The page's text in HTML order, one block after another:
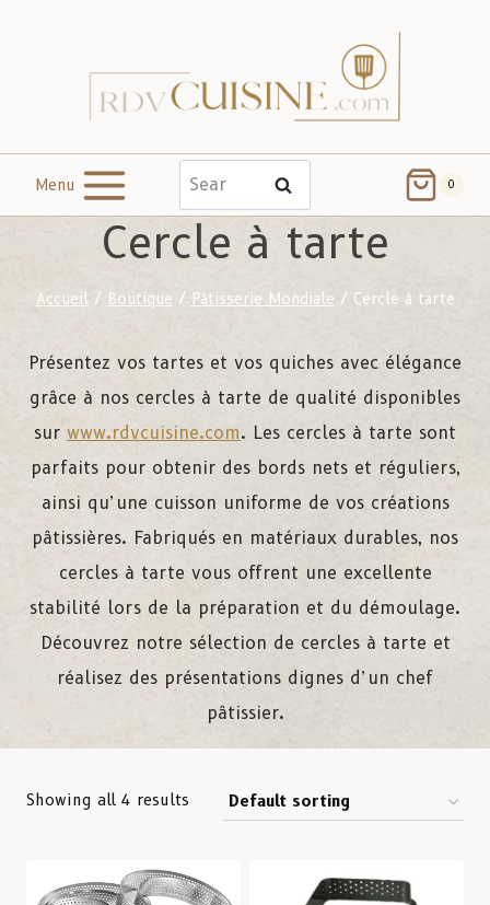
Menu Search 0
Cercle à tarte
Accueil / Boutique / Pâtisserie Mondiale / Cercle à tarte
Présentez vos tartes et vos quiches avec élégance
grâce à nos cercles à tarte de qualité disponibles
sur www.rdvcuisine.com. Les cercles à tarte sont
parfaits pour obtenir des bords nets et réguliers,
ainsi qu’une cuisson uniforme de vos créations
pâtissières. Fabriqués en matériaux durables, nos
cercles à tarte vous offrent une excellente
stabilité lors de la préparation et du démoulage.
Découvrez notre sélection de cercles à tarte et
réalisez des présentations dignes d’un chef
pâtissier.
Showing all 4 results